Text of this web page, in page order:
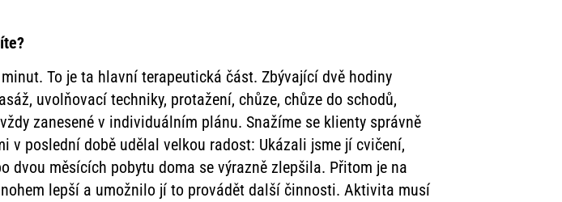
To je ta hlavní terapeutická část. Zbývající dvě hodiny
uvolňovací techniky, protažení, chůze, chůze do schodů,
zanesené v individuálním plánu. Snažíme se klienty správně
v poslední době udělal velkou radost: Ukázali jsme jí cvičení,
dvou měsících pobytu doma se výrazně zlepšila. Přitom je na
lepší a umožnilo jí to provádět další činnosti. Aktivita musí